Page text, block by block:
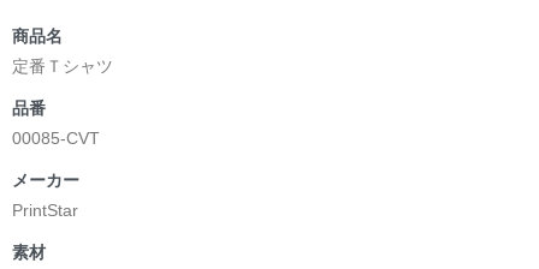
商品名
定番Ｔシャツ
品番
00085-CVT
メーカー
PrintStar
素材